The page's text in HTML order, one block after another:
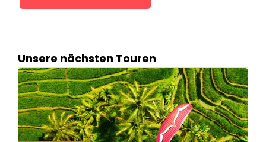
Unsere nächsten Touren